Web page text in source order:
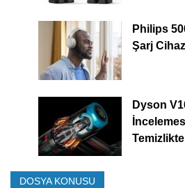
Philips
Şarj
Dyson
DOSYA KONUSU